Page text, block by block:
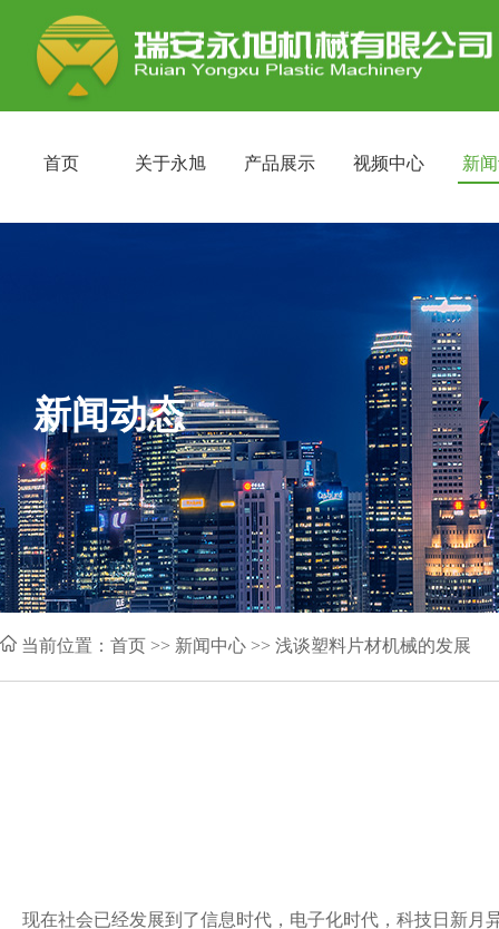
首页 关于永旭 产品展示 视频中心 新
新闻动态
当前位置： 首页 >> 新闻中心 >> 浅谈塑料片材机械的发展
现在社会已经发展到了信息时代，电子化时代，科技日新